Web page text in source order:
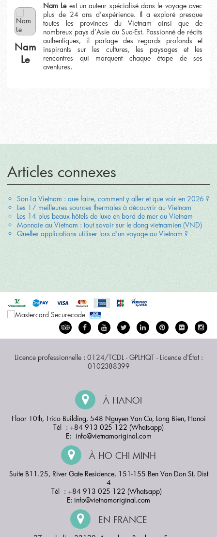
Nam
Le
Nam Leest un auteur spécialisé dans le voyage avec
plus de 24 ans d’expérience. Il a exploré presque
toutes les provinces du Vietnam ainsi que de
nombreux pays d’Asie du Sud-Est. Passionné de récits
authentiques, il partage des regards profonds et
inspirants sur les cultures, les paysages et les
rencontres qui marquent chaque étape de ses
aventures.
Articles connexes
Son La Vietnam : que faire, comment y aller et que voir en 2026 ?
Les 17 meilleures sources thermales à découvrir au Vietnam
Les 14 plus beaux hôtels de luxe en bord de mer au Vietnam
Monnaie au Vietnam : tout savoir sur le dong vietnamien (VND)
Quelles applications utiliser lors d'un voyage au Vietnam ?
Licence professionnelle : 0124/TCDL - GPLHQT - Licence d'État :
0102388399
À HANOI
Floor 10th, Trico Building, 548 Nguyen Van Cu, Long Bien, Hanoi
Tél : +84 913 025 122 (Whatsapp)
E: info@vietnamoriginal.com
À HO CHI MINH
Suite B11.25, River Gate Residence, 151-155 Ben Van Don St, Dist
4
Tél : +84 913 025 122 (Whatsapp)
E: info@vietnamoriginal.com
EN FRANCE